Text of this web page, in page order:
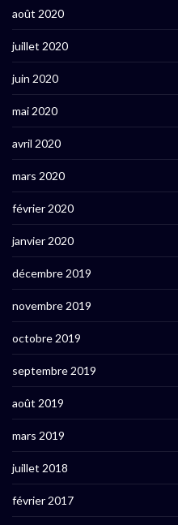
août 2020
juillet 2020
juin 2020
mai 2020
avril 2020
mars 2020
février 2020
janvier 2020
décembre 2019
novembre 2019
octobre 2019
septembre 2019
août 2019
mars 2019
juillet 2018
février 2017